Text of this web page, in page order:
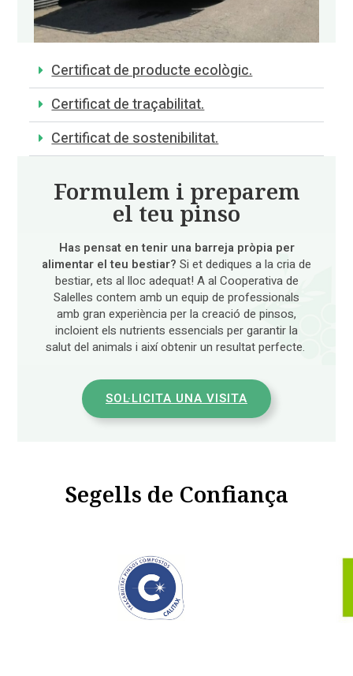
Certificat de producte ecològic.
Certificat de traçabilitat.
Certificat de sostenibilitat.
Formulem i preparem
el teu pinso
Has pensat en tenir una barreja pròpia per
alimentar el teu bestiar? Si et dediques a la cria de
bestiar, ets al lloc adequat! A al Cooperativa de
Salelles contem amb un equip de professionals
amb gran experiència per la creació de pinsos,
incloient els nutrients essencials per garantir la
salut del animals i així obtenir un resultat perfecte.
SOL·LICITA UNA VISITA
Segells de Confiança